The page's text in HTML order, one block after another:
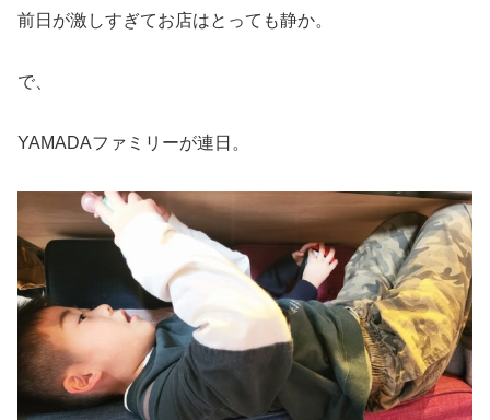
前日が激しすぎてお店はとっても静か。
で、
YAMADAファミリーが連日。